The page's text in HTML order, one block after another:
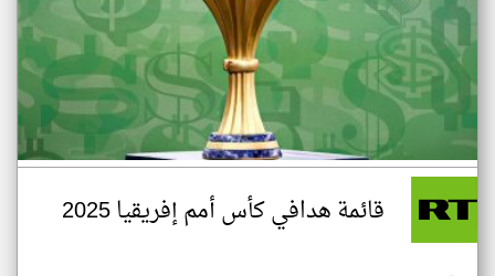
قائمة هدافي كأس أمم إفريقيا 2025